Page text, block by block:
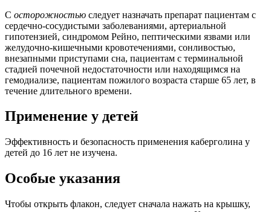
С осторожностью следует назначать препарат пациентам с
сердечно-сосудистыми заболеваниями, артериальной
гипотензией, синдромом Рейно, пептическими язвами или
желудочно-кишечными кровотечениями, сонливостью,
внезапными приступами сна, пациентам с терминальной
стадией почечной недостаточности или находящимся на
гемодиализе, пациентам пожилого возраста старше 65 лет, в
течение длительного времени.
Применение у детей
Эффективность и безопасность применения каберголина у
детей до 16 лет не изучена.
Особые указания
Чтобы открыть флакон, следует сначала нажать на крышку,